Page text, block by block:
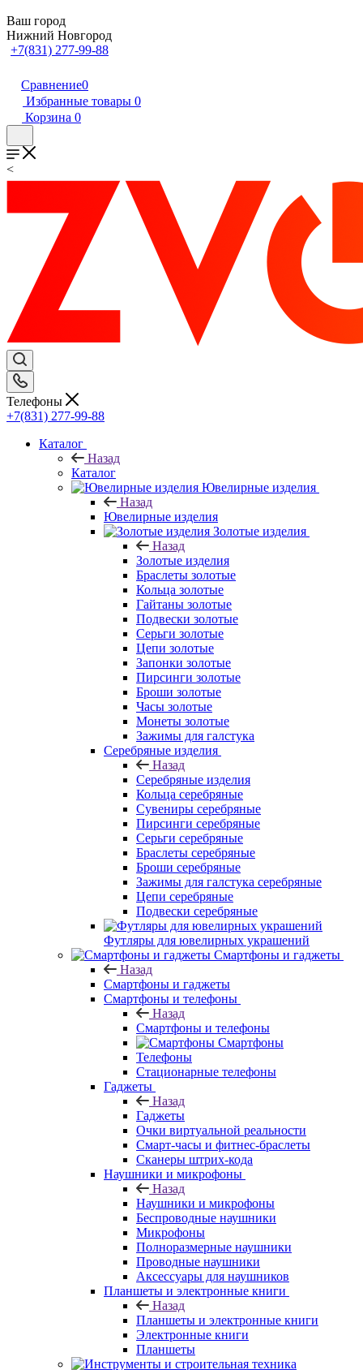
Ваш город
Нижний Новгород
+7(831) 277-99-88
Сравнение0
Избранные товары 0
Корзина 0
<
Телефоны
+7(831) 277-99-88
Каталог
Назад
Каталог
Ювелирные изделия
Назад
Ювелирные изделия
Золотые изделия
Назад
Золотые изделия
Браслеты золотые
Кольца золотые
Гайтаны золотые
Подвески золотые
Серьги золотые
Цепи золотые
Запонки золотые
Пирсинги золотые
Броши золотые
Часы золотые
Монеты золотые
Зажимы для галстука
Серебряные изделия
Назад
Серебряные изделия
Кольца серебряные
Сувениры серебряные
Пирсинги серебряные
Серьги серебряные
Браслеты серебряные
Броши серебряные
Зажимы для галстука серебряные
Цепи серебряные
Подвески серебряные
Футляры для ювелирных украшений
Смартфоны и гаджеты
Назад
Смартфоны и гаджеты
Смартфоны и телефоны
Назад
Смартфоны и телефоны
Смартфоны
Телефоны
Стационарные телефоны
Гаджеты
Назад
Гаджеты
Очки виртуальной реальности
Смарт-часы и фитнес-браслеты
Сканеры штрих-кода
Наушники и микрофоны
Назад
Наушники и микрофоны
Беспроводные наушники
Микрофоны
Полноразмерные наушники
Проводные наушники
Аксессуары для наушников
Планшеты и электронные книги
Назад
Планшеты и электронные книги
Электронные книги
Планшеты